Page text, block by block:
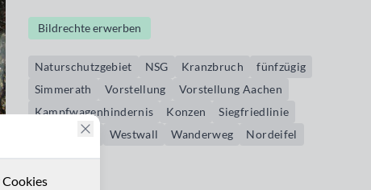
Bildrechte erwerben
Naturschutzgebiet NSG Kranzbruch
fünfzügig
Simmerath
Vorstellung
Vorstellung Aachen
Kampfwagenhindernis
Konzen
Siegfriedlinie
Höckerlinie
Westwall Wanderweg Nordeifel